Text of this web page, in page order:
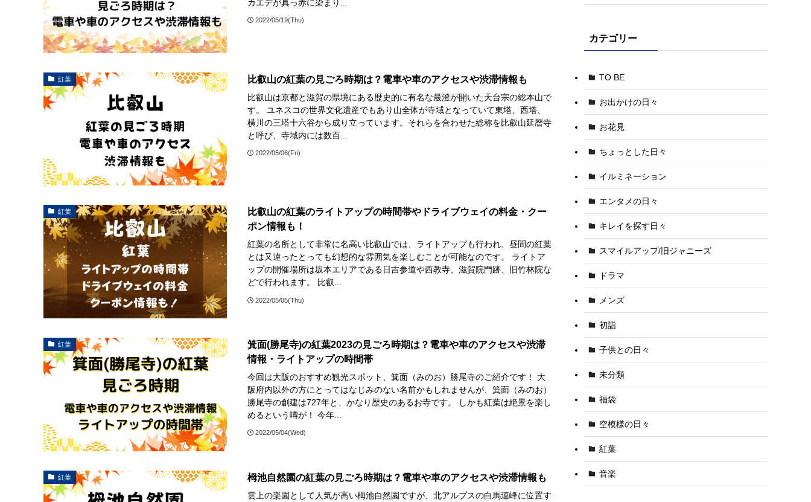
カエデが真っ赤に染まり...
2022/05/19(Thu)
紅葉 比叡山の紅葉の見ごろ時期は？電車や車のアクセスや渋滞情報も
比叡山は京都と滋賀の県境にある歴史的に有名な最澄が開いた天台宗の総本山で
す。 ユネスコの世界文化遺産でもあり山全体が寺域となっていて東塔、西塔、
横川の三塔十六谷から成り立っています。それらを合わせた総称を比叡山延暦寺
と呼び、寺域内には数百...
2022/05/06(Fri)
紅葉
比叡山の紅葉のライトアップの時間帯やドライブウェイの料金・クー
ポン情報も！
紅葉の名所として非常に名高い比叡山では、ライトアップも行われ、昼間の紅葉
とは又違ったとっても幻想的な雰囲気を楽しむことが可能なのです。 ライトア
ップの開催場所は坂本エリアである日吉参道や西教寺、滋賀院門跡、旧竹林院な
どで行われます。 比叡...
2022/05/05(Thu)
紅葉
箕面(勝尾寺)の紅葉2023の見ごろ時期は？電車や車のアクセスや渋滞
情報・ライトアップの時間帯
今回は大阪のおすすめ観光スポット、箕面（みのお）勝尾寺のご紹介です！ 大
阪府内以外の方にとってはなじみのない名前かもしれませんが、箕面（みのお）
勝尾寺の創建は727年と、かなり歴史のあるお寺です。 しかも紅葉は絶景を楽し
めるという噂が！ 今年...
2022/05/04(Wed)
紅葉 栂池自然園の紅葉の見ごろ時期は？電車や車のアクセスや渋滞情報も
雲上の楽園として人気が高い栂池自然園ですが、北アルプスの白馬連峰に位置す
カテゴリー
TO BE
お出かけの日々
お花見
ちょっとした日々
イルミネーション
エンタメの日々
キレイを探す日々
スマイルアップ/旧ジャニーズ
ドラマ
メンズ
初詣
子供との日々
未分類
福袋
空模様の日々
紅葉
音楽